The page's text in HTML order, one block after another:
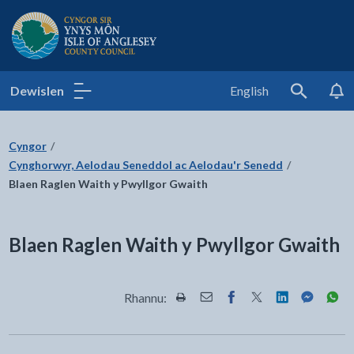
Cyngor Sir Ynys Môn
Dewislen English
Search
Cyngor
Cynghorwyr, Aelodau Seneddol ac Aelodau'r Senedd
Blaen Raglen Waith y Pwyllgor Gwaith
Blaen Raglen Waith y Pwyllgor Gwaith
Rhannu: Rhannwch y dudalen hon wrth
Rhannwch y dudalen hon
Rhannwch y dudalen
Rhannwch y
Rhannwch y